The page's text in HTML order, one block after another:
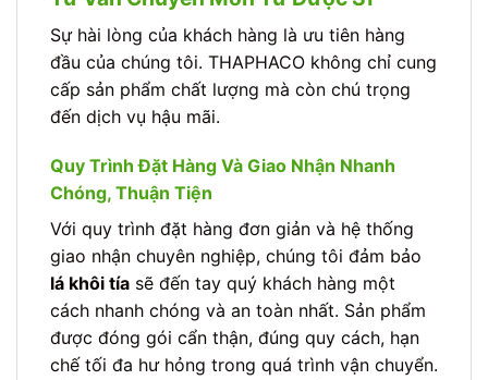
Sự hài lòng của khách hàng là ưu tiên hàng
đầu của chúng tôi. THAPHACO không chỉ cung
cấp sản phẩm chất lượng mà còn chú trọng
đến dịch vụ hậu mãi.
Quy Trình Đặt Hàng Và Giao Nhận Nhanh
Chóng, Thuận Tiện
Với quy trình đặt hàng đơn giản và hệ thống
giao nhận chuyên nghiệp, chúng tôi đảm bảo
lá khôi tía sẽ đến tay quý khách hàng một
cách nhanh chóng và an toàn nhất. Sản phẩm
được đóng gói cẩn thận, đúng quy cách, hạn
chế tối đa hư hỏng trong quá trình vận chuyển.